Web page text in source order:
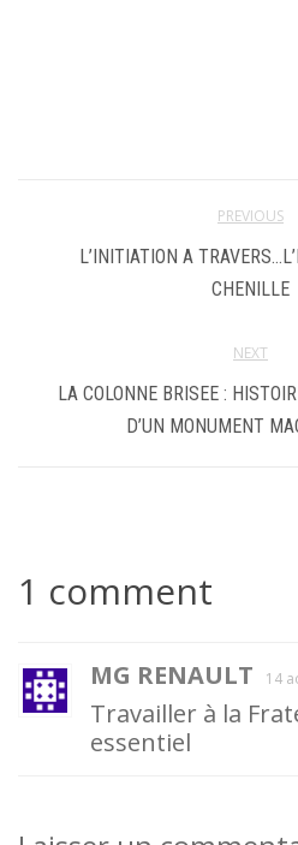
PREVIOUS
L’INITIATION A
CHENILLE
NEXT
LA COLONNE BRISEE :
D’UN MONUMENT
1 comment
MG RENAULT 14
Travailler à la
essentiel